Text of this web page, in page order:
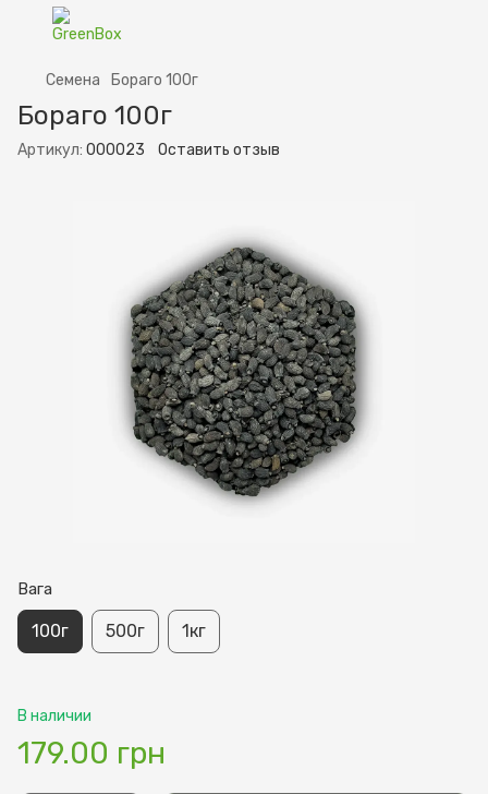
Семена Бораго 100г
Бораго 100г
Артикул: 000023 Оставить отзыв
Вага
100г 500г 1кг
В наличии
179.00 грн